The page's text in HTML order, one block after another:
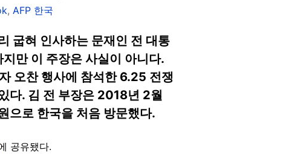
, AFP 한국
굽혀 인사하는 문재인 전 대통
만 이 주장은 사실이 아니다.
오찬 행사에 참석한 6.25 전쟁
다. 김 전 부장은 2018년 2월
으로 한국을 처음 방문했다.
공유됐다.